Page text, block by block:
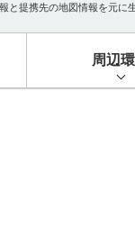
と提携先の地図情報を元
周辺